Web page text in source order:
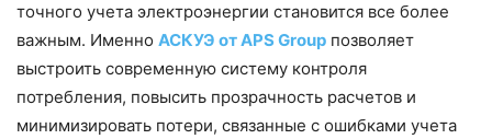
точного учета электроэнергии становится все более
важным. Именно АСКУЭ от APS Group позволяет
выстроить современную систему контроля
потребления, повысить прозрачность расчетов и
минимизировать потери, связанные с ошибками учета